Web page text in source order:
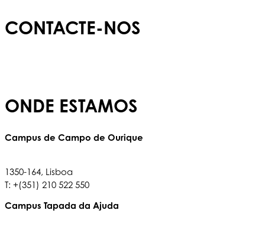
CONTACTE-NOS
ONDE ESTAMOS
Campus de Campo de Ourique
1350-164, Lisboa
T: +(351) 210 522 550
Campus Tapada da Ajuda